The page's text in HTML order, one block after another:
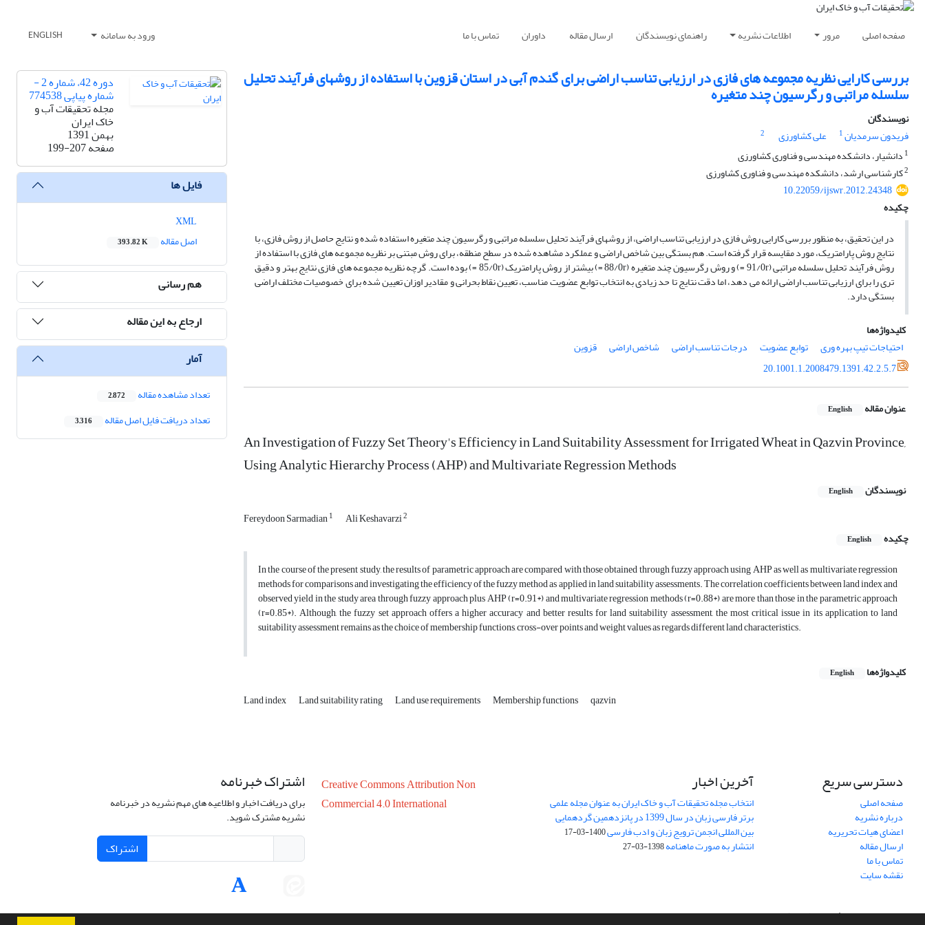
صفحه اصلی مرور اطلاعات نشریه راهنمای نویسندگان ارسال مقاله داوران تماس با ما ورود به سامانه ENGLISH
بررسی کارایی نظریه مجموعه های فازی در ارزیابی تناسب اراضی برای گندم آبی در استان قزوین با استفاده از روشهای فرآیند تحلیل
سلسله مراتبی و رگرسیون چند متغیره
نویسندگان
فریدون سرمدیان1 علی کشاورزی
2
1 دانشیار، دانشکده مهندسی و فناوری کشاورزی
2کارشناسی ارشد، دانشکده مهندسی و فناوری کشاورزی
10.22059/ijswr.2012.24348
چکیده
در این تحقیق، به منظور بررسی کارایی روش فازی در ارزیابی تناسب اراضی، از روشهای فرآیند تحلیل سلسله مراتبی و رگرسیون چند متغیره استفاده شده و نتایج حاصل از روش فازی، با
نتایج روش پارامتریک، مورد مقایسه قرار گرفته است. هم بستگی بین شاخص اراضی و عملکرد مشاهده شده در سطح منطقه، برای روش مبتنی بر نظریه مجموعه های فازی با استفاده از
روش فرآیند تحلیل سلسله مراتبی (91/0r =) و روش رگرسیون چند متغیره (88/0r =) بیشتر از روش پارامتریک (85/0r =) بوده است. گرچه نظریه مجموعه های فازی نتایج بهتر و دقیق
تری را برای ارزیابی تناسب اراضی ارائه می دهد، اما دقت نتایج تا حد زیادی به انتخاب توابع عضویت مناسب، تعیین نقاط بحرانی و مقادیر اوزان تعیین شده برای خصوصیات مختلف اراضی
بستگی دارد.
کلیدواژه‌ها
احتیاجات تیپ بهره وری
توابع عضویت درجات تناسب اراضی شاخص اراضی
قزوین
20.1001.1.2008479.1391.42.2.5.7
عنوان مقاله English
An Investigation of Fuzzy Set Theory's Efficiency in Land Suitability Assessment for Irrigated Wheat in Qazvin Province,
Using Analytic Hierarchy Process (AHP) and Multivariate Regression Methods
نویسندگان English
Fereydoon Sarmadian1 Ali Keshavarzi2
چکیده English
In the course of the present study, the results of parametric approach are compared with those obtained through fuzzy approach using AHP as well as multivariate regression
methods for comparisons and investigating the efficiency of the fuzzy method as applied in land suitability assessments. The correlation coefficients between land index and
observed yield in the study area through fuzzy approach plus AHP (r=0.91*) and multivariate regression methods (r=0.88*) are more than those in the parametric approach
(r=0.85*). Although, the fuzzy set approach offers a higher accuracy and better results for land suitability assessment, the most critical issue in its application to land
suitability assessment remains as the choice of membership functions, cross-over points and weight values as regards different land characteristics.
کلیدواژه‌ها English
Land index Land suitability rating Land use requirements Membership functions qazvin
دوره 42، شماره 2 -
شماره پیاپی 774538
مجله تحقیقات آب و
خاک ایران
بهمن 1391
صفحه199-207
فایل ها
اصل مقاله
393.82 K
هم رسانی
ارجاع به این مقاله
آمار
تعداد مشاهده مقاله 2,872
تعداد دریافت فایل اصل مقاله 3,316
دسترسی سریع
صفحه اصلی
درباره نشریه
اعضای هیات تحریریه
ارسال مقاله
تماس با ما
نقشه سایت
آخرین اخبار
انتخاب مجله تحقیقات آب و خاک ایران به عنوان مجله علمی
برتر فارسی زبان در سال 1399 در پانزدهمین گردهمایی
بین المللی انجمن ترویج زبان و ادب فارسی1400-03-17
انتشار به صورت ماهنامه1398-03-27
Creative Commons Attribution Non
Commercial 4.0 International
اشتراک خبرنامه
برای دریافت اخبار و اطلاعیه های مهم نشریه در خبرنامه
نشریه مشترک شوید.
اشتراک
سامانه مدیریت نشریات علمی.طراحی و پیاده سازی ازسیناوب